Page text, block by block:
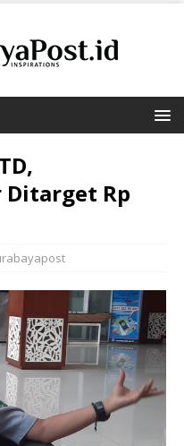
Ditarget Rp